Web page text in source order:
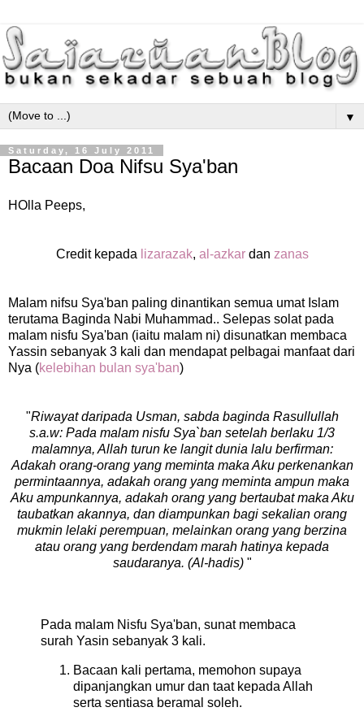
▼
Saturday, 16 July 2011
Bacaan Doa Nifsu Sya'ban
HOlla Peeps,
Credit kepada lizarazak, al-azkardan zanas
Malam nifsu Sya'ban paling dinantikan semua umat Islam
terutama Baginda Nabi Muhammad.. Selepas solat pada
malam nisfu Sya'ban (iaitu malam ni) disunatkan membaca
Yassin sebanyak 3 kali dan mendapat pelbagai manfaat dari
Nya (kelebihan bulan sya'ban)
"Riwayat daripada Usman, sabda baginda Rasullullah
s.a.w: Pada malam nisfu Sya`ban setelah berlaku 1/3
malamnya, Allah turun ke langit dunia lalu berfirman:
Adakah orang-orang yang meminta maka Aku perkenankan
permintaannya, adakah orang yang meminta ampun maka
Aku ampunkannya, adakah orang yang bertaubat maka Aku
taubatkan akannya, dan diampunkan bagi sekalian orang
mukmin lelaki perempuan, melainkan orang yang berzina
atau orang yang berdendam marah hatinya kepada
saudaranya. (Al-hadis)"
Pada malam Nisfu Sya'ban, sunat membaca
surah Yasin sebanyak 3 kali.
Bacaan kali pertama, memohon supaya
dipanjangkan umur dan taat kepada Allah
serta sentiasa beramal soleh.